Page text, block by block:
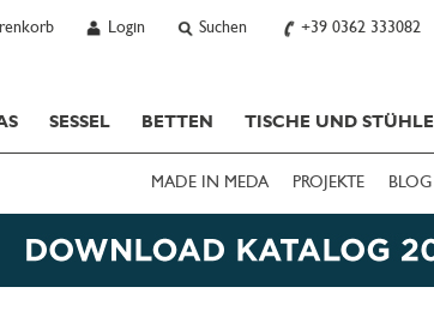
Login Suchen +39 0362 333082
SESSEL BETTEN TISCHE UND STÜHLE
MADE IN MEDA PROJEKTE BLOG